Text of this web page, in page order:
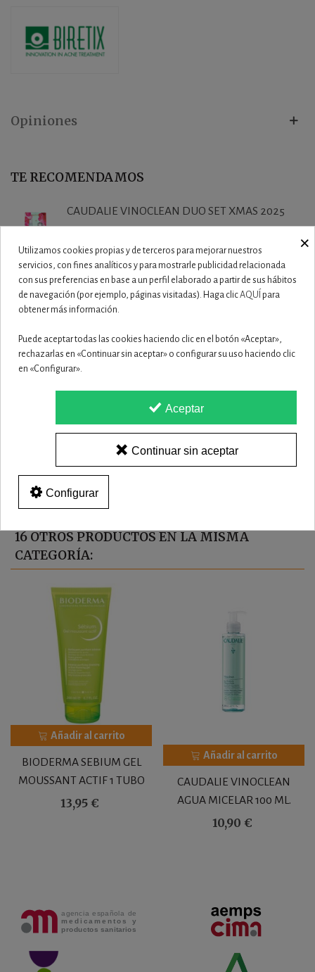
Opiniones
TE RECOMENDAMOS
CAUDALIE VINOCLEAN DUO SET XMAS 2025
ISDIN ISDINCEUTICS ESSENTIAL PUR 150
23,50 €
ISDIN ISDINCEUTICS ESSENT SCRUB 100G
22,50 €
GH LIMPIADOR ESPUMANTE 150ML
16 OTROS PRODUCTOS EN LA MISMA
CATEGORÍA:
Añadir al carrito
BIODERMA SEBIUM GEL
MOUSSANT ACTIF 1 TUBO
200 ML
13,95 €
Añadir al carrito
CAUDALIE VINOCLEAN
AGUA MICELAR 100 ML.
10,90 €
×
Utilizamos cookies propias y de terceros para mejorar nuestros
servicios, con fines analíticos y para mostrarle publicidad relacionada
con sus preferencias en base a un perfil elaborado a partir de sus hábitos
de navegación (por ejemplo, páginas visitadas). Haga clicAQUÍ para
obtener más información.
Puede aceptar todas las cookies haciendo clic en el botón «Aceptar»,
rechazarlas en «Continuar sin aceptar» o configurar su uso haciendo clic
en «Configurar».
Aceptar
Continuar sin aceptar
Configurar